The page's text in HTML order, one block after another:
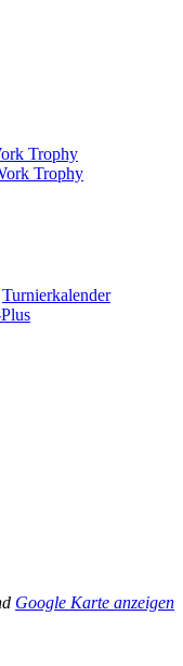
Trophy
Trophy
Turnierkalender
Google Karte anzeigen